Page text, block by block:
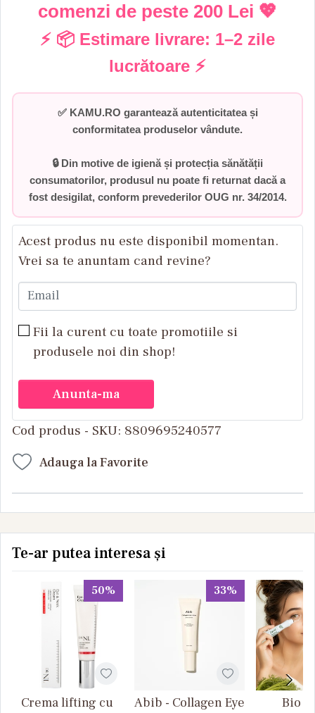
comenzi de peste 200 Lei 💖
⚡ 📦 Estimare livrare: 1–2 zile
lucrătoare ⚡
✅ KAMU.RO garantează autenticitatea și
conformitatea produselor vândute.
🔒 Din motive de igienă și protecția sănătății
consumatorilor, produsul nu poate fi returnat dacă a
fost desigilat, conform prevederilor OUG nr. 34/2014.
Acest produs nu este disponibil momentan.
Vrei sa te anuntam cand revine?
Email
Fii la curent cu toate promotiile si
produsele noi din shop!
Anunta-ma
Cod produs - SKU 8809695240577
Adauga la Favorite
Te-ar putea interesa și
50%
Crema lifting cu
33%
Abib - Collagen Eye
Bio